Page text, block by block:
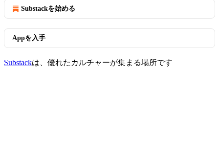
Substackを始める
Appを入手
Substackは、優れたカルチャーが集まる場所です